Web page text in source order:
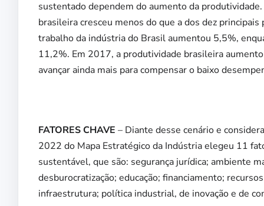
sustentado dependem do aumento da
brasileira cresceu menos do que a dos dez
trabalho da indústria do Brasil aumentou 5,5%,
11,2%. Em 2017, a produtividade brasileira
avançar ainda mais para compensar o baixo
FATORES CHAVE – Diante desse cenário e
2022 do Mapa Estratégico da Indústria elegeu 11
sustentável, que são: segurança jurídica; ambiente
desburocratização; educação; financiamento;
infraestrutura; política industrial, de inovação e de